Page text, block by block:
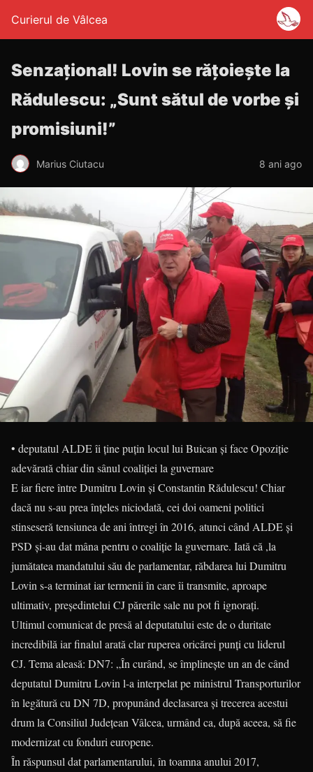
Curierul de Vâlcea
Senzațional! Lovin se rățoiește la
Rădulescu: „Sunt sătul de vorbe şi
promisiuni!”
Marius Ciutacu 8 ani ago
• deputatul ALDE îi ține puțin locul lui Buican și face Opoziție
adevărată chiar din sânul coaliției la guvernare
E iar fiere între Dumitru Lovin și Constantin Rădulescu! Chiar
dacă nu s-au prea înțeles niciodată, cei doi oameni politici
stinseseră tensiunea de ani întregi în 2016, atunci când ALDE și
PSD și-au dat mâna pentru o coaliție la guvernare. Iată că ,la
jumătatea mandatului său de parlamentar, răbdarea lui Dumitru
Lovin s-a terminat iar termenii în care îi transmite, aproape
ultimativ, președintelui CJ părerile sale nu pot fi ignorați.
Ultimul comunicat de presă al deputatului este de o duritate
incredibilă iar finalul arată clar ruperea oricărei punți cu liderul
CJ. Tema aleasă: DN7: „În curând, se împlineşte un an de când
deputatul Dumitru Lovin l-a interpelat pe ministrul Transporturilor
în legătură cu DN 7D, propunând declasarea şi trecerea acestui
drum la Consiliul Judeţean Vâlcea, urmând ca, după aceea, să fie
modernizat cu fonduri europene.
În răspunsul dat parlamentarului, în toamna anului 2017,